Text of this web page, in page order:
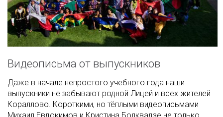
Видеописьма от выпускников
Даже в начале непростого учебного года наши
выпускники не забывают родной Лицей и всех жителей
Кораллово. Короткими, но тёплыми видеописьмами